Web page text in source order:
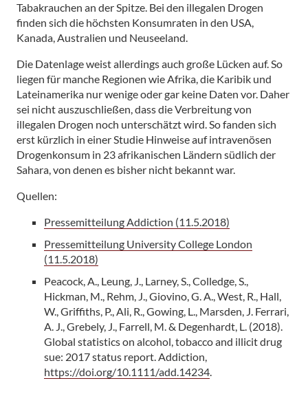
Tabakrauchen an der Spitze. Bei den illegalen Drogen
finden sich die höchsten Konsumraten in den USA,
Kanada, Australien und Neuseeland.
Die Datenlage weist allerdings auch große Lücken auf. So
liegen für manche Regionen wie Afrika, die Karibik und
Lateinamerika nur wenige oder gar keine Daten vor. Daher
sei nicht auszuschließen, dass die Verbreitung von
illegalen Drogen noch unterschätzt wird. So fanden sich
erst kürzlich in einer Studie Hinweise auf intravenösen
Drogenkonsum in 23 afrikanischen Ländern südlich der
Sahara, von denen es bisher nicht bekannt war.
Quellen:
Pressemitteilung Addiction (11.5.2018)
Pressemitteilung University College London
(11.5.2018)
Peacock, A., Leung, J., Larney, S., Colledge, S.,
Hickman, M., Rehm, J., Giovino, G. A., West, R., Hall,
W., Griffiths, P., Ali, R., Gowing, L., Marsden, J. Ferrari,
A. J., Grebely, J., Farrell, M. & Degenhardt, L. (2018).
Global statistics on alcohol, tobacco and illicit drug
sue: 2017 status report. Addiction,
https://doi.org/10.1111/add.14234.